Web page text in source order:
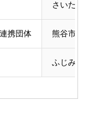
さいたま
携団体 熊谷市・
ふじみ野